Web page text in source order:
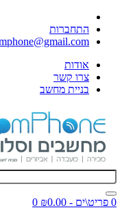
התחברות
אודות
צרו קשר
בניית מחשב
0 פריט\ים - ₪0.00
0